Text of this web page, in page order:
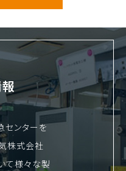
センターを
株式会社
て様々な製